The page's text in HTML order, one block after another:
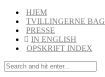
HJEM
TVILLINGERNE BAG
PRESSE
IN ENGLISH
OPSKRIFT INDEX